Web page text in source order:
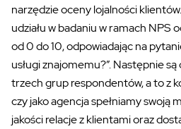
narzędzie oceny lojalności
udziału wbadaniuw ramach NPS
od 0 do10,odpowiadając na
usługi znajomemu?”.Następniesą
trzech grup respondentów, a to z
czy jako agencja spełniamy swoją
jakości relacje z klientami oraz